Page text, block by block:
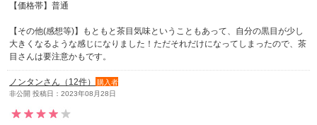
【価格帯】普通
【その他(感想等)】もともと茶目気味ということもあって、自分の黒目が少し
大きくなるような感じになりました！ただそれだけになってしまったので、茶
目さんは要注意かもです。
ノンタンさん（12件）
購入者
非公開 投稿日：2023年08月28日